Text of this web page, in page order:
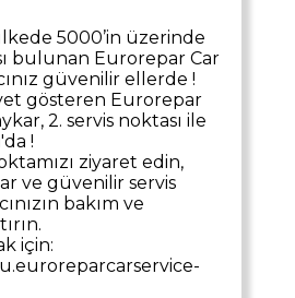
5000’in üzerinde
bulunan Eurorepar Car
güvenilir ellerde !
gösteren Eurorepar
2. servis noktası ile
!
ziyaret edin,
ve güvenilir servis
bakım ve
için: